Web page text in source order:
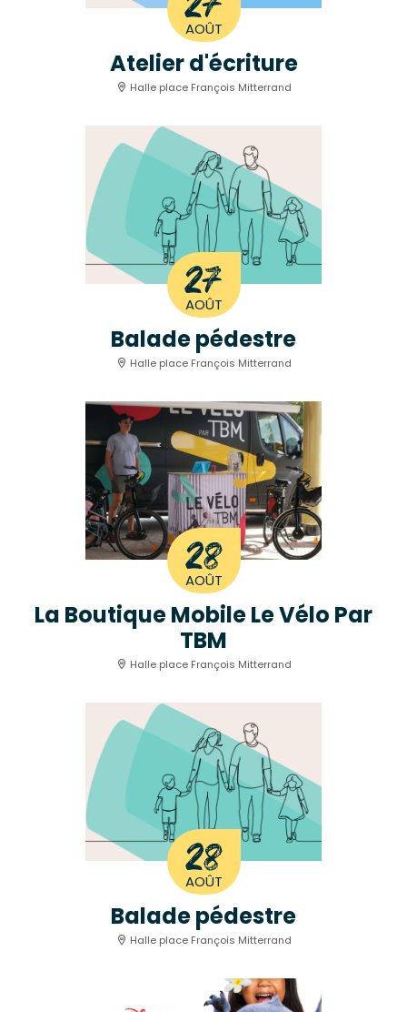
Atelier d'écriture
Halle place François Mitterrand
AOÛT
Balade pédestre
Halle place François Mitterrand
27
AOÛT
La Boutique Mobile Le Vélo Par
TBM
Halle place François Mitterrand
28
AOÛT
Balade pédestre
Halle place François Mitterrand
28
AOÛT